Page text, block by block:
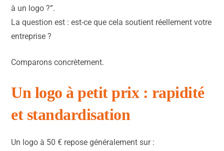
à un logo ?”.
La question est : est-ce que cela soutient réellement votre
entreprise ?
Comparons concrètement.
Un logo à petit prix : rapidité
et standardisation
Un logo à 50 € repose généralement sur :